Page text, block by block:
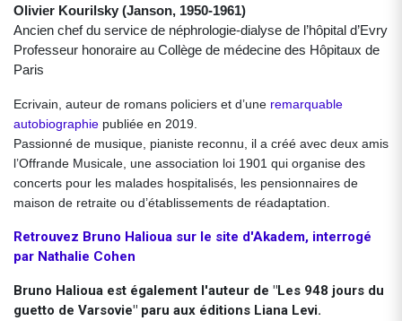
Olivier Kourilsky (Janson, 1950-1961)
Ancien chef du service de néphrologie-dialyse de l’hôpital d’Evry
Professeur honoraire au Collège de médecine des Hôpitaux de
Paris
Ecrivain, auteur de romans policiers et d’une remarquable
autobiographie publiée en 2019.
Passionné de musique, pianiste reconnu, il a créé avec deux amis
l’Offrande Musicale, une association loi 1901 qui organise des
concerts pour les malades hospitalisés, les pensionnaires de
maison de retraite ou d’établissements de réadaptation.
Retrouvez Bruno Halioua sur le site d'Akadem, interrogé
par Nathalie Cohen
Bruno Halioua est également l'auteur de "Les 948 jours du
guetto de Varsovie" paru aux éditions Liana Levi.